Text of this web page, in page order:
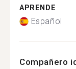
APRENDE
Español
Compañero